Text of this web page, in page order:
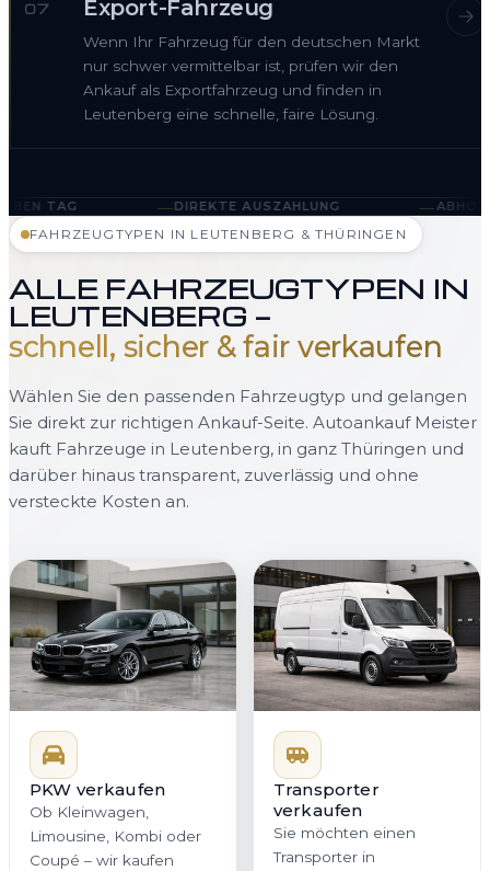
07 Export-Fahrzeug
Wenn Ihr Fahrzeug für den deutschen Markt
nur schwer vermittelbar ist, prüfen wir den
Ankauf als Exportfahrzeug und finden in
Leutenberg eine schnelle, faire Lösung.
—DIREKTE AUSZAHLUNG —ABHOLUNG IN
FAHRZEUGTYPEN IN LEUTENBERG & THÜRINGEN
ALLE FAHRZEUGTYPEN IN
LEUTENBERG —
schnell, sicher & fair verkaufen
Wählen Sie den passenden Fahrzeugtyp und gelangen
Sie direkt zur richtigen Ankauf-Seite. Autoankauf Meister
kauft Fahrzeuge in Leutenberg, in ganz Thüringen und
darüber hinaus transparent, zuverlässig und ohne
versteckte Kosten an.
PKW verkaufen
Ob Kleinwagen,
Limousine, Kombi oder
Coupé – wir kaufen
Transporter
verkaufen
Sie möchten einen
Transporter in